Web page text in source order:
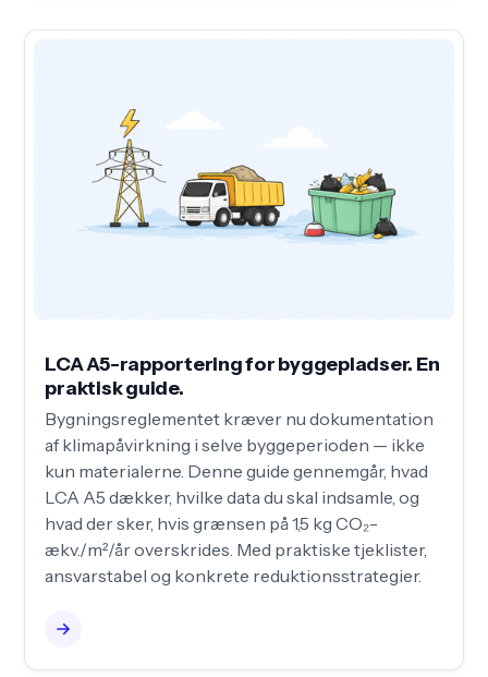
LCA A5-rapportering for byggepladser. En
praktisk guide.
Bygningsreglementet kræver nu dokumentation
af klimapåvirkning i selve byggeperioden — ikke
kun materialerne. Denne guide gennemgår, hvad
LCA A5 dækker, hvilke data du skal indsamle, og
hvad der sker, hvis grænsen på 1,5 kg CO₂-
ækv./m²/år overskrides. Med praktiske tjeklister,
ansvarstabel og konkrete reduktionsstrategier.